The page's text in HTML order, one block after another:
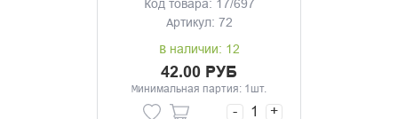
Код товара: 17/697
Артикул: 72
В наличии: 12
42.00 РУБ
Минимальная партия: 1шт.
- +